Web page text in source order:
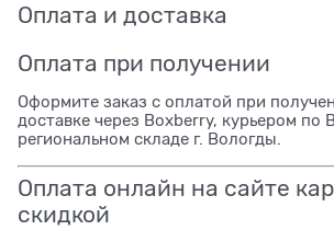
Оплата и доставка
Оплата при получении
Оформите заказ с оплатой при
доставке через Boxberry, курьером по
региональном складе г. Вологды.
Оплата онлайн на сайте
скидкой